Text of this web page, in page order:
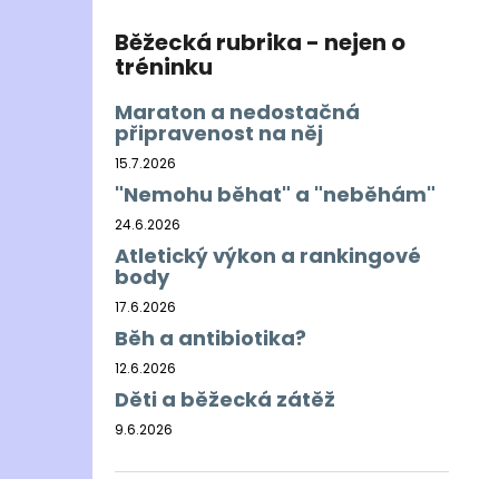
Běžecká rubrika - nejen o
tréninku
Maraton a nedostačná
připravenost na něj
15.7.2026
"Nemohu běhat" a "neběhám"
24.6.2026
Atletický výkon a rankingové
body
17.6.2026
Běh a antibiotika?
12.6.2026
Děti a běžecká zátěž
9.6.2026
899 Kč
Původně:1 200 Kč